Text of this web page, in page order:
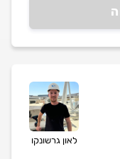
לאון גרשונקו